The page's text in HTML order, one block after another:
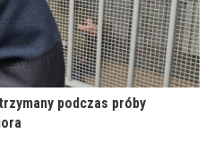
podczas próby